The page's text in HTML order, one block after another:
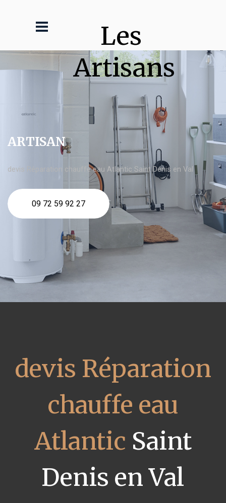
Les
Artisans
ARTISAN
devis Réparation chauffe eau Atlantic Saint Denis en Val
09 72 59 92 27
devis Réparation
chauffe eau
Atlantic Saint
Denis en Val